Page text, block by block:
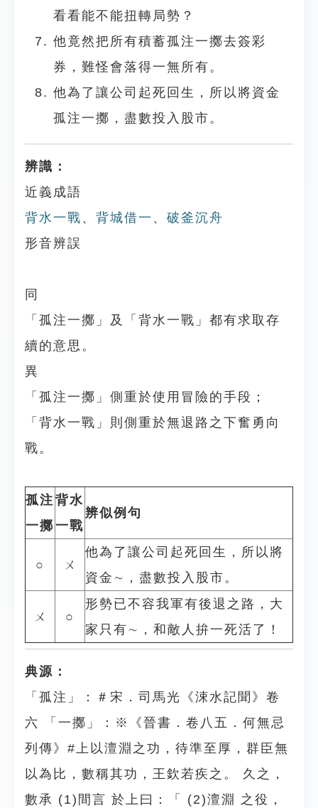
看看能不能扭轉局勢？
他竟然把所有積蓄孤注一擲去簽彩
券，難怪會落得一無所有。
他為了讓公司起死回生，所以將資金
孤注一擲，盡數投入股市。
辨識：
近義成語
背水一戰 、 背城借一 、 破釜沉舟
形音辨誤
同
「孤注一擲」及「背水一戰」都有求取存
續的意思。
異
「孤注一擲」側重於使用冒險的手段；
「背水一戰」則側重於無退路之下奮勇向
戰。
孤注
一擲
背水
一戰
辨似例句
○ ㄨ
他為了讓公司起死回生，所以將
資金∼，盡數投入股市。
ㄨ ○
形勢已不容我軍有後退之路，大
家只有∼，和敵人拚一死活了！
典源：
「孤注」：＃宋．司馬光《涑水記聞》卷
六 「一擲」：※《晉書．卷八五．何無忌
列傳》#上以澶淵之功，待準至厚，群臣無
以為比，數稱其功，王欽若疾之。 久之，
數承 (1)間言 於上曰：「 (2)澶淵 之役，